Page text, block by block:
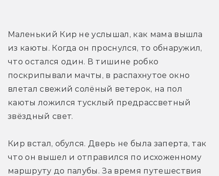
Маленький Кир не услышал, как мама вышла
из каюты. Когда он проснулся, то обнаружил,
что остался один. В тишине робко
поскрипывали мачты, в распахнутое окно
влетал свежий солёный ветерок, на пол
каюты ложился тусклый предрассветный
звёздный свет.
Кир встал, обулся. Дверь не была заперта, так
что он вышел и отправился по исхоженному
маршруту до палубы. За время путешествия